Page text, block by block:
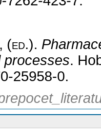
(ed.).
processes.
25958-0.